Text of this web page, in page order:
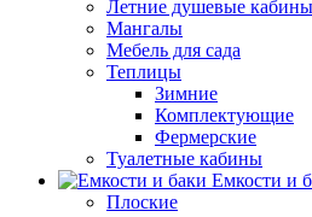
Летние душевые кабины
Мангалы
Мебель для сада
Теплицы
Зимние
Комплектующие
Фермерские
Туалетные кабины
Емкости и
Плоские